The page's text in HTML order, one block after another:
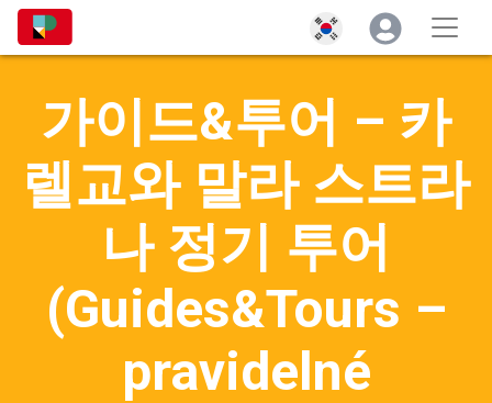
가이드&투어 – 카
렐교와 말라 스트라
나 정기 투어
(Guides&Tours –
pravidelné